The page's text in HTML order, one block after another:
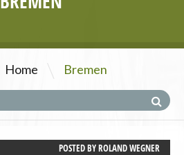
Home \ Bremen
POSTED BYROLAND WEGNER